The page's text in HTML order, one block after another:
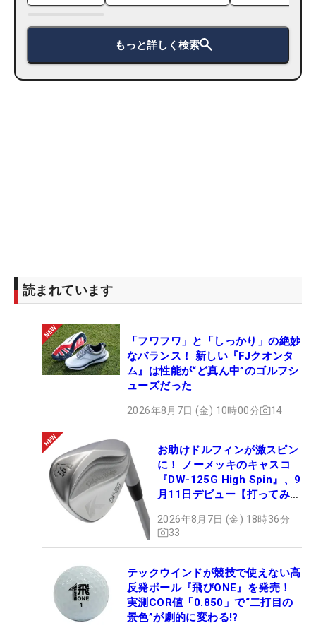
もっと詳しく検索
読まれています
「フワフワ」と「しっかり」の絶妙
なバランス！ 新しい『FJクオンタ
ム』は性能が“ど真ん中”のゴルフシ
ューズだった
2026年8月7日 (金) 10時00分 14
お助けドルフィンが激スピン
に！ ノーメッキのキャスコ
『DW-125G High Spin』、9
月11日デビュー【打ってみ
2026年8月7日 (金) 18時36分
33
テックウインドが競技で使えない高
反発ボール『飛びONE』を発売！
実測COR値「0.850」で“二打目の
景色”が劇的に変わる!?